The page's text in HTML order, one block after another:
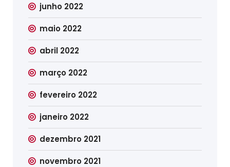
junho 2022
maio 2022
abril 2022
março 2022
fevereiro 2022
janeiro 2022
dezembro 2021
novembro 2021